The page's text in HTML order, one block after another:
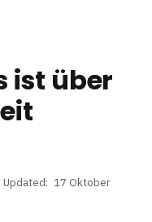
ist über
Updated: 17 Oktober